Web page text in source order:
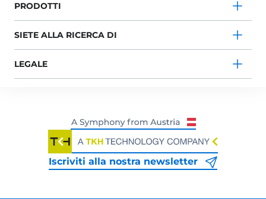
PRODOTTI
SIETE ALLA RICERCA DI
LEGALE
Iscriviti alla nostra newsletter